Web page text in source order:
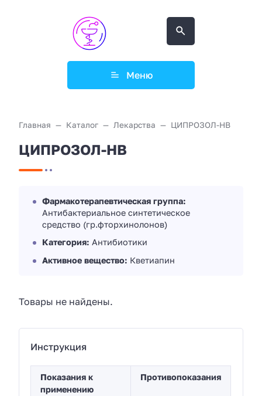
Меню
Главная Каталог Лекарства ЦИПРОЗОЛ-НВ
ЦИПРОЗОЛ-НВ
Фармакотерапевтическая группа:
Антибактериальное синтетическое
средство (гр.фторхинолонов)
Категория: Антибиотики
Активное вещество: Кветиапин
Товары не найдены.
Инструкция
Показания к
применению
Противопоказания